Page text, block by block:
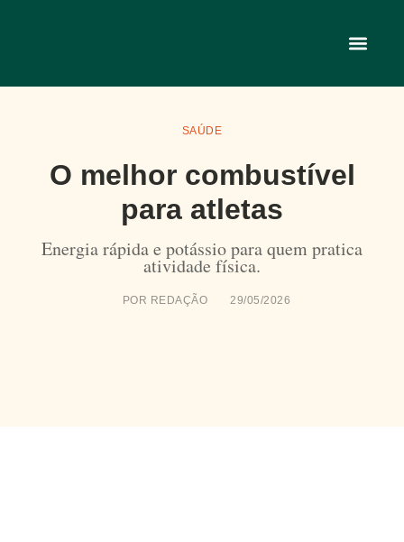
SAÚDE
O melhor combustível
para atletas
Energia rápida e potássio para quem pratica
atividade física.
POR REDAÇÃO 29/05/2026